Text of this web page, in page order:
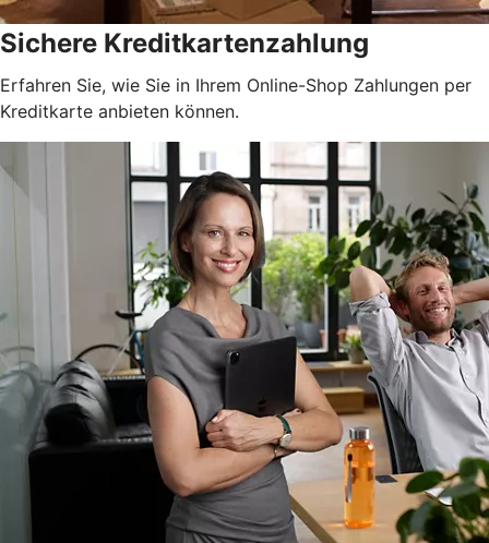
Sichere Kreditkartenzahlung
Erfahren Sie, wie Sie in Ihrem Online-Shop Zahlungen per
Kreditkarte anbieten können.